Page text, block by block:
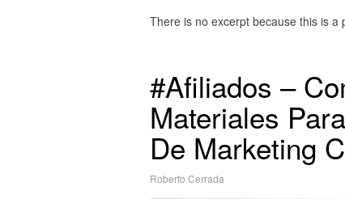
There is no excerpt because this is a
#Afiliados –
Materiales
De Marketing
Roberto Cerrada